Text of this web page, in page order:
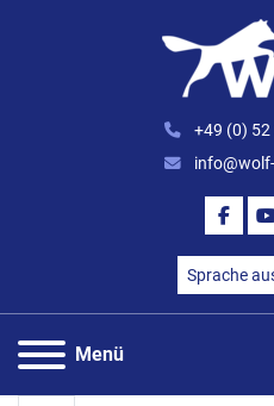
+49 (0) 52
Sprache
Menü